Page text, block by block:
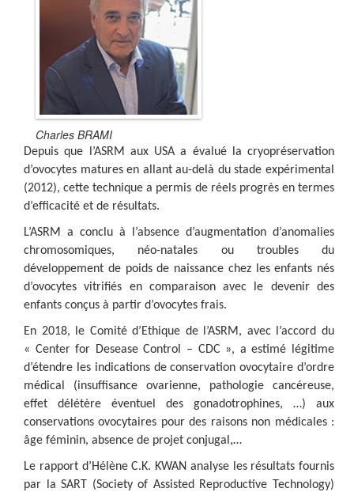
Charles BRAMI
Depuis que l’ASRM aux USA a évalué la cryopréservation
d’ovocytes matures en allant au-delà du stade expérimental
(2012), cette technique a permis de réels progrès en termes
d’efficacité et de résultats.
L’ASRM a conclu à l’absence d’augmentation d’anomalies
chromosomiques, néo-natales ou troubles du
développement de poids de naissance chez les enfants nés
d’ovocytes vitrifiés en comparaison avec le devenir des
enfants conçus à partir d’ovocytes frais.
En 2018, le Comité d’Ethique de l’ASRM, avec l’accord du
« Center for Desease Control – CDC », a estimé légitime
d’étendre les indications de conservation ovocytaire d’ordre
médical (insuffisance ovarienne, pathologie cancéreuse,
effet délétère éventuel des gonadotrophines, …) aux
conservations ovocytaires pour des raisons non médicales :
âge féminin, absence de projet conjugal,…
Le rapport d’Hélène C.K. KWAN analyse les résultats fournis
par la SART (Society of Assisted Reproductive Technology)